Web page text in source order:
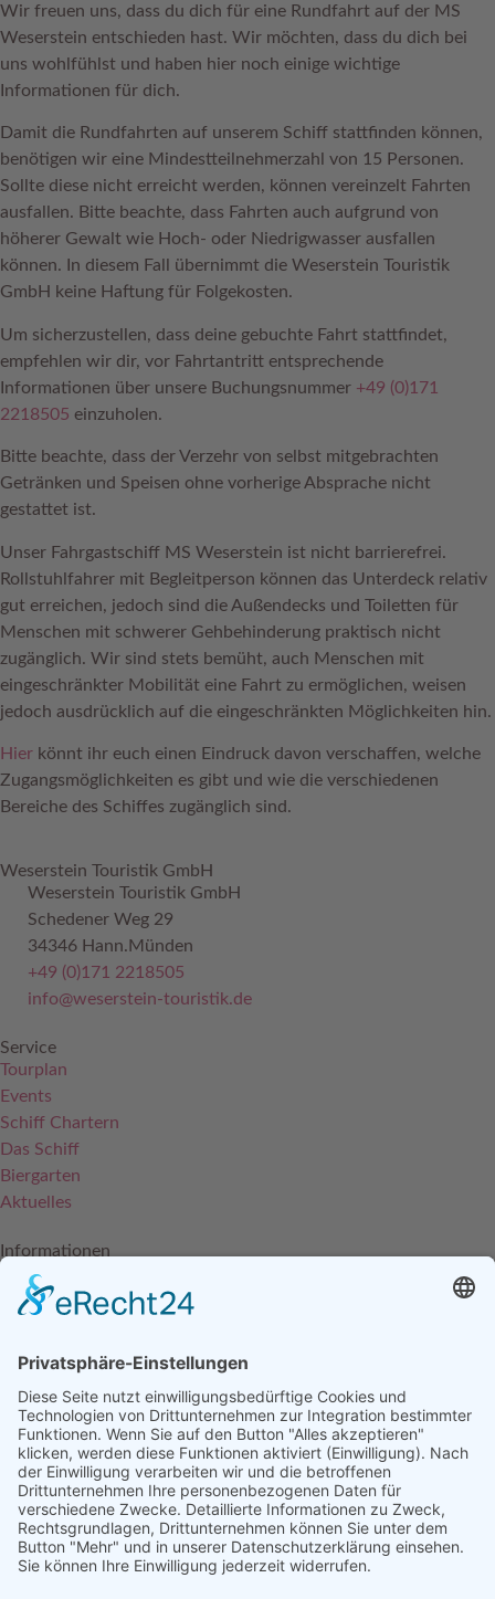
Wir freuen uns, dass du dich für eine Rundfahrt auf der MS
Weserstein entschieden hast. Wir möchten, dass du dich bei
uns wohlfühlst und haben hier noch einige wichtige
Informationen für dich.
Damit die Rundfahrten auf unserem Schiff stattfinden können,
benötigen wir eine Mindestteilnehmerzahl von 15 Personen.
Sollte diese nicht erreicht werden, können vereinzelt Fahrten
ausfallen. Bitte beachte, dass Fahrten auch aufgrund von
höherer Gewalt wie Hoch- oder Niedrigwasser ausfallen
können. In diesem Fall übernimmt die Weserstein Touristik
GmbH keine Haftung für Folgekosten.
Um sicherzustellen, dass deine gebuchte Fahrt stattfindet,
empfehlen wir dir, vor Fahrtantritt entsprechende
Informationen über unsere Buchungsnummer +49 (0)171
2218505 einzuholen.
Bitte beachte, dass der Verzehr von selbst mitgebrachten
Getränken und Speisen ohne vorherige Absprache nicht
gestattet ist.
Unser Fahrgastschiff MS Weserstein ist nicht barrierefrei.
Rollstuhlfahrer mit Begleitperson können das Unterdeck relativ
gut erreichen, jedoch sind die Außendecks und Toiletten für
Menschen mit schwerer Gehbehinderung praktisch nicht
zugänglich. Wir sind stets bemüht, auch Menschen mit
eingeschränkter Mobilität eine Fahrt zu ermöglichen, weisen
jedoch ausdrücklich auf die eingeschränkten Möglichkeiten hin.
Hier könnt ihr euch einen Eindruck davon verschaffen, welche
Zugangsmöglichkeiten es gibt und wie die verschiedenen
Bereiche des Schiffes zugänglich sind.
Weserstein Touristik GmbH
Weserstein Touristik GmbH
Schedener Weg 29
34346 Hann.Münden
+49 (0)171 2218505
info@weserstein-touristik.de
Service
Tourplan
Events
Schiff Chartern
Das Schiff
Biergarten
Aktuelles
Informationen
Häufige Fragen - FAQ
Kontakt
Datenschutzerklärung
Widerrufsrecht
Unsere Partner
Jobs
Social Media